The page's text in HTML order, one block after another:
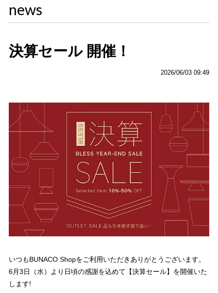
news
決算セール 開催！
2026/06/03 09:49
いつもBUNACO Shopをご利用いただきありがとうございます。
6月3日（水）より日頃の感謝を込めて【決算セール】を開催いた
します!